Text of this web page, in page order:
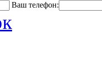
Ваш телефон: